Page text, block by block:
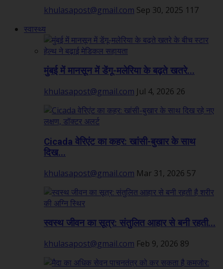
khulasapost@gmail.com Sep 30, 2025 117
स्वास्थ्य
मुंबई में मानसून में डेंगू-मलेरिया के बढ़ते खतरे...
khulasapost@gmail.com Jul 4, 2026 26
Cicada वेरिएंट का कहर: खांसी-बुखार के साथ
दिख...
khulasapost@gmail.com Mar 31, 2026 57
स्वस्थ जीवन का सूत्र: संतुलित आहार से बनी रहती...
khulasapost@gmail.com Feb 9, 2026 89